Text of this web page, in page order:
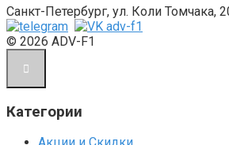
Санкт-Петербург, ул. Коли Томчака,
© 2026 ADV-F1
Категории